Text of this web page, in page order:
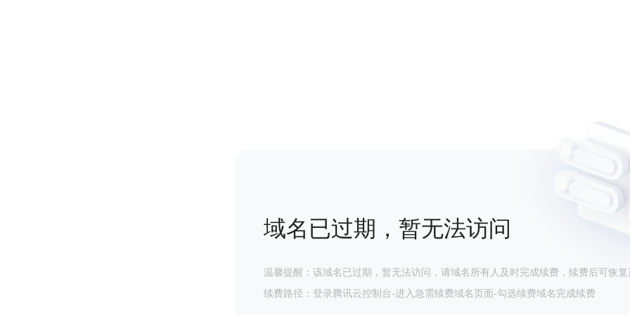
域名已过期，暂无法访问
温馨提醒：该域名已过期，暂无法访问，请域名所有人及时完成续费，续费后可恢复
续费路径：登录腾讯云控制台-进入急需续费域名页面-勾选续费域名完成续费